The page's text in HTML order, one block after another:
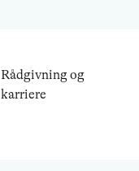
Rådgivning og
karriere